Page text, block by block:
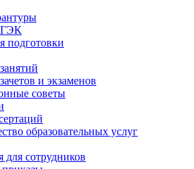
ГЭК
подготовки
и экзаменов
советы
образовательных услуг
сотрудников